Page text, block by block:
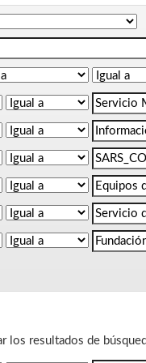
los resultados de